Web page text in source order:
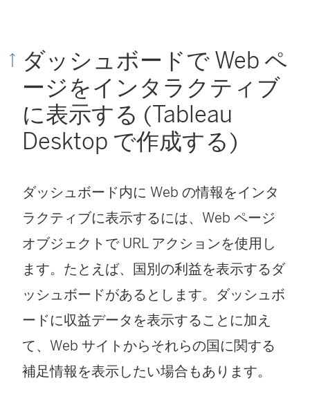
ダッシュボードで Web ペ
ージをインタラクティブ
に表示する (Tableau
Desktop で作成する)
ダッシュボード内に Web の情報をインタ
ラクティブに表示するには、Web ページ
オブジェクトで URL アクションを使用し
ます。たとえば、国別の利益を表示するダ
ッシュボードがあるとします。ダッシュボ
ードに収益データを表示することに加え
て、Web サイトからそれらの国に関する
補足情報を表示したい場合もあります。